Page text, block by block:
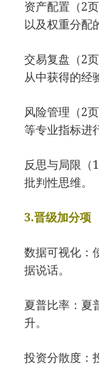
资产配置（2
以及权重分配
交易复盘（2
从中获得的经
风险管理（2
等专业指标进
反思与局限（
批判性思维。
3.晋级加分项
数据可视化：
据说话。
夏普比率：夏
升。
投资分散度：